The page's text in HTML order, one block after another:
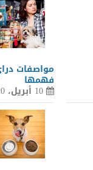
مواصفات
فهمها
10 أبريل، 2020